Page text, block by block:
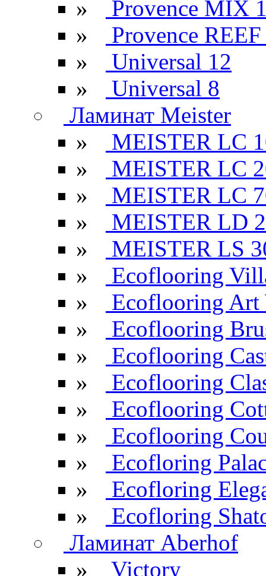
»
Provence MIX
»
Provence
»
Universal 12
»
Universal 8
Ламинат Meister
»
MEISTER LC
»
MEISTER LC
»
MEISTER LC
»
MEISTER LD
»
MEISTER LS
»
Ecoflooring
»
Ecoflooring Art
»
Ecoflooring
»
Ecoflooring
»
Ecoflooring
»
Ecoflooring
»
Ecoflooring
»
Ecofloring
»
Ecofloring
»
Ecofloring
Ламинат Aberhof
»
Victory